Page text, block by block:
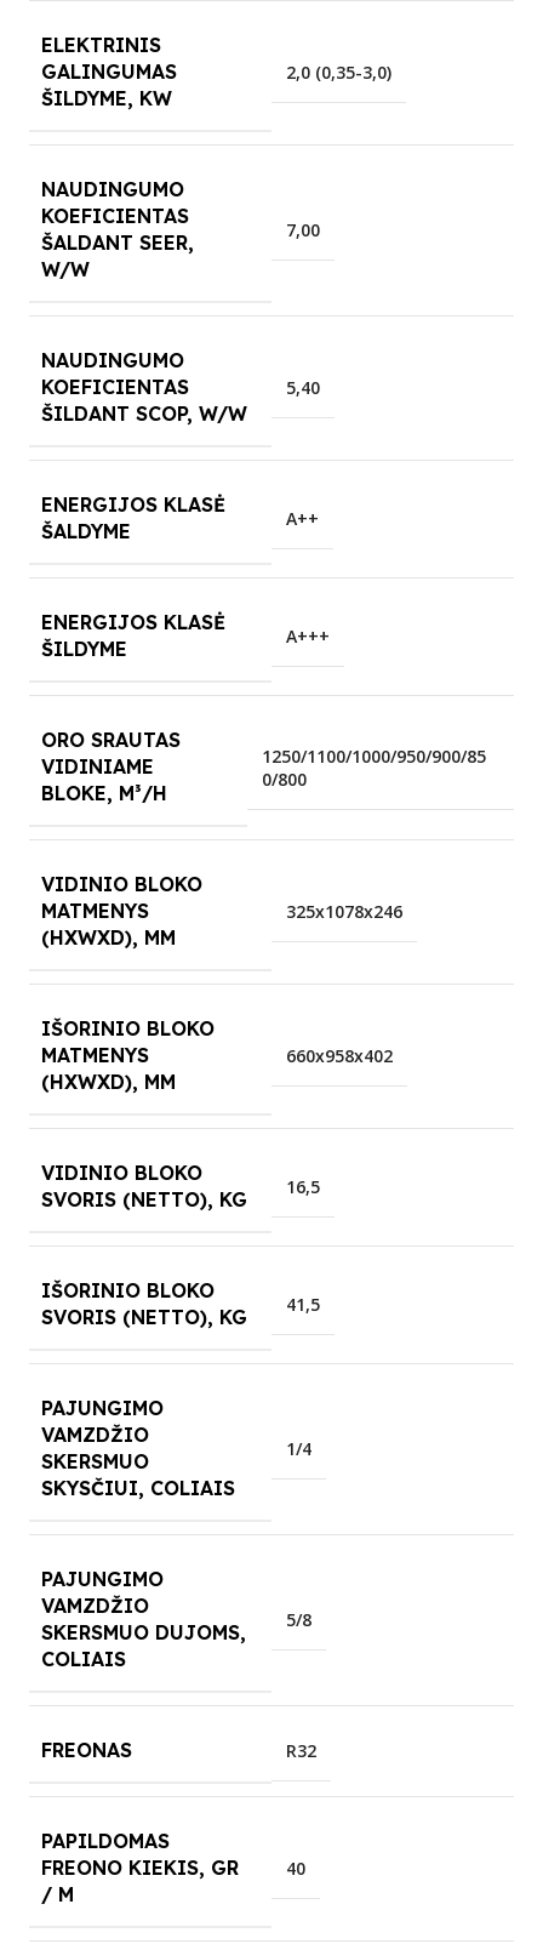
ELEKTRINIS
GALINGUMAS
ŠILDYME, KW
2,0 (0,35-3,0)
NAUDINGUMO
KOEFICIENTAS
ŠALDANT SEER,
W/W
7,00
NAUDINGUMO
KOEFICIENTAS
ŠILDANT SCOP, W/W
5,40
ENERGIJOS KLASĖ
ŠALDYME
A++
ENERGIJOS KLASĖ
ŠILDYME
A+++
ORO SRAUTAS
VIDINIAME
BLOKE, M³/H
1250/1100/1000/950/900/85
0/800
VIDINIO BLOKO
MATMENYS
(HXWXD), MM
325x1078x246
IŠORINIO BLOKO
MATMENYS
(HXWXD), MM
660x958x402
VIDINIO BLOKO
SVORIS (NETTO), KG
16,5
IŠORINIO BLOKO
SVORIS (NETTO), KG
41,5
PAJUNGIMO
VAMZDŽIO
SKERSMUO
SKYSČIUI, COLIAIS
1/4
PAJUNGIMO
VAMZDŽIO
SKERSMUO DUJOMS,
COLIAIS
5/8
FREONAS R32
PAPILDOMAS
FREONO KIEKIS, GR
/ M
40